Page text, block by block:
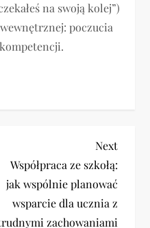
na swoją kolej”)
poczucia
Next
Post
Next
Współpraca ze szkołą:
jak wspólnie planować
wsparcie dla ucznia z
zachowaniami